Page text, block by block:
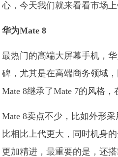
心，今天我们就来看看市场
华为Mate 8
最热门的高端大屏幕手机，
碑，尤其是在高端商务领域
Mate 8继承了Mate 7的风格，
Mate 8卖点不少，比如外形
比相比上代更大，同时机身
更加精进，最重要的是，还